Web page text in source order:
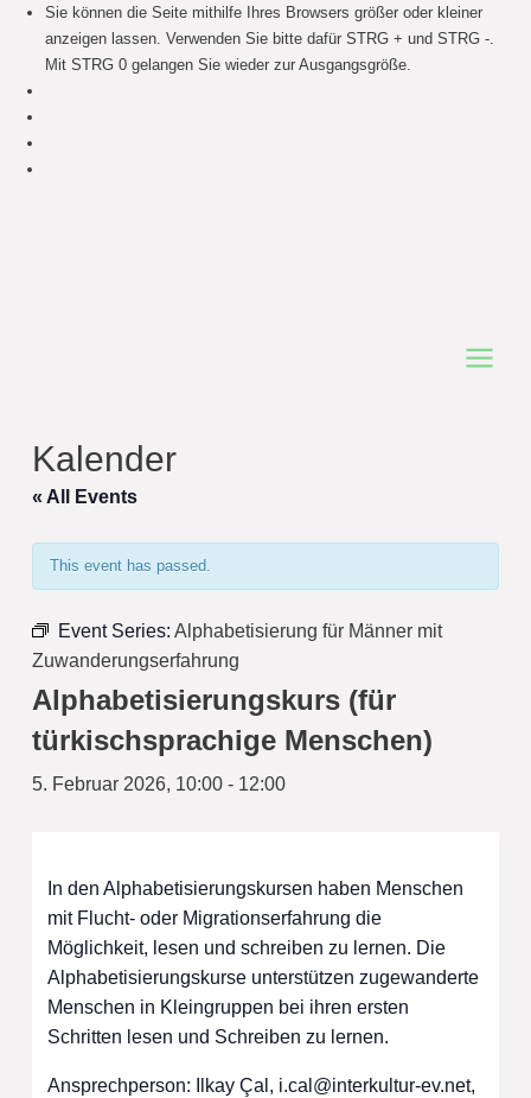
Sie können die Seite mithilfe Ihres Browsers größer oder kleiner
anzeigen lassen. Verwenden Sie bitte dafür STRG + und STRG -.
Mit STRG 0 gelangen Sie wieder zur Ausgangsgröße.
Main
Kalender
« All Events
This event has passed.
Event Series: Alphabetisierung für Männer mit
Zuwanderungserfahrung
Alphabetisierungskurs (für
türkischsprachige Menschen)
5. Februar 2026, 10:00- 12:00
In den Alphabetisierungskursen haben Menschen
mit Flucht- oder Migrationserfahrung die
Möglichkeit, lesen und schreiben zu lernen. Die
Alphabetisierungskurse unterstützen zugewanderte
Menschen in Kleingruppen bei ihren ersten
Schritten lesen und Schreiben zu lernen.
Ansprechperson: Ilkay Çal, i.cal@interkultur-ev.net,